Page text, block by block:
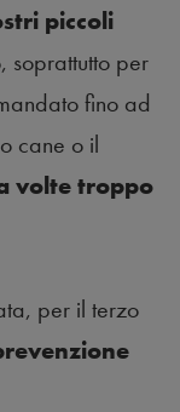
piccoli
soprattutto per
fino ad
cane o il
volte troppo
per il terzo